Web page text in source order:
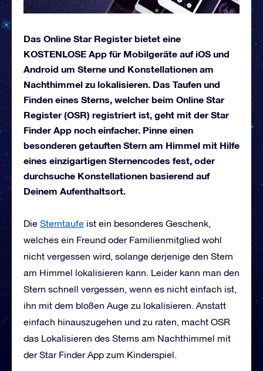
Das Online Star Register bietet eine
KOSTENLOSE App für Mobilgeräte auf iOS und
Android um Sterne und Konstellationen am
Nachthimmel zu lokalisieren. Das Taufen und
Finden eines Sterns, welcher beim Online Star
Register (OSR) registriert ist, geht mit der Star
Finder App noch einfacher. Pinne einen
besonderen getauften Stern am Himmel mit Hilfe
eines einzigartigen Sternencodes fest, oder
durchsuche Konstellationen basierend auf
Deinem Aufenthaltsort.
Die Sterntaufe ist ein besonderes Geschenk,
welches ein Freund oder Familienmitglied wohl
nicht vergessen wird, solange derjenige den Stern
am Himmel lokalisieren kann. Leider kann man den
Stern schnell vergessen, wenn es nicht einfach ist,
ihn mit dem bloßen Auge zu lokalisieren. Anstatt
einfach hinauszugehen und zu raten, macht OSR
das Lokalisieren des Sterns am Nachthimmel mit
der Star Finder App zum Kinderspiel.